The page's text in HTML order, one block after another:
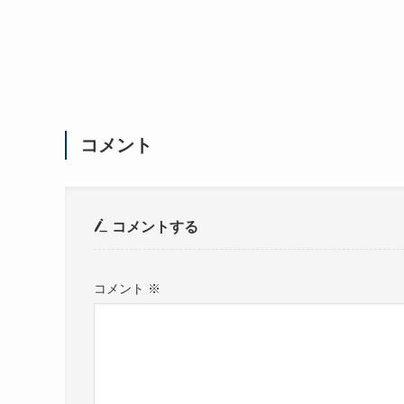
コメント
コメントする
コメント ※